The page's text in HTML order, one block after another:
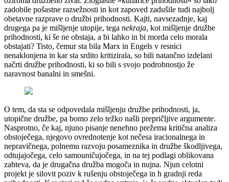
zadobile pošastne razsežnosti in kot zapoved zadušile tudi najbolj
obetavne razprave o družbi prihodnosti. Kajti, navsezadnje, kaj
drugega pa je mišljenje utopije, tega nekraja, kot mišljenje družbe
prihodnosti, ki še ne obstaja, a bi lahko in bi morda celo morala
obstajati? Tisto, čemur sta bila Marx in Engels v resnici
nenaklonjena in kar sta srdito kritizirala, so bili natančno izdelani
načrti družbe prihodnosti, ki so bili s svojo podrobnostjo že
naravnost banalni in smešni.
O tem, da sta se odpovedala mišljenju družbe prihodnosti, ja,
utopične družbe, pa bomo zelo težko našli prepričljive argumente.
Nasprotno, če kaj, njuno pisanje nenehno prežema kritična analiza
obstoječega, njegovo ovrednotenje kot nečesa iracionalnega in
nepravičnega, polnemu razvoju posameznika in družbe škodljivega,
odtujajočega, celo samouničujočega, in na tej podlagi oblikovana
zahteva, da je drugačna družba mogoča in nujna. Njun celotni
projekt je silovit poziv k rušenju obstoječega in h gradnji reda